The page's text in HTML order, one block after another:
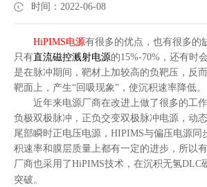
时间：2022-06-08
HiPIMS电源有很多的优点，也有很多的
只有直流磁控溅射电源的15%-70%，还有时
是在脉冲期间，靶材上加较高的负靶压，反
靶面上，产生“回吸现象”，使沉积速率降低。
近年来电源厂商在改进上做了很多的工
负极双极脉冲，正负交变双极脉冲电源，动
尾部瞬时正电压电源，HIPIMS与偏压电源同
积速率和膜层质量上都有一定的进步，所以
厂商也采用了HiPIMS技术，在沉积无氢DLC
突破。